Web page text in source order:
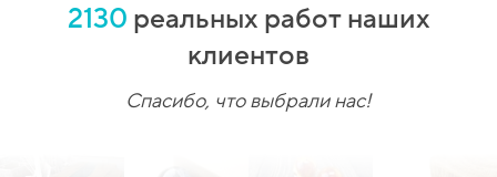
2130 реальных работ наших
клиентов
Спасибо, что выбрали нас!